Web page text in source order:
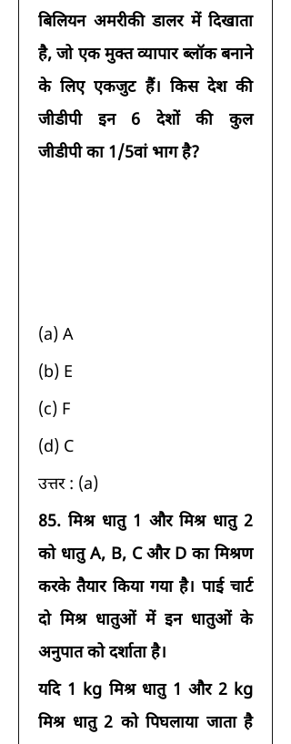
बिलियन अमरीकी डालर में दिखाता
है, जो एक मुक्त व्यापार ब्लॉक बनाने
के लिए एकजुट हैं। किस देश की
जीडीपी इन 6 देशों की कुल
जीडीपी का 1/5वां भाग है?
(a) A
(b) E
(c) F
(d) C
उत्तर : (a)
85. मिश्र धातु 1 और मिश्र धातु 2
को धातु A, B, C और D का मिश्रण
करके तैयार किया गया है। पाई चार्ट
दो मिश्र धातुओं में इन धातुओं के
अनुपात को दर्शाता है।
यदि 1 kg मिश्र धातु 1 और 2 kg
मिश्र धातु 2 को पिघलाया जाता है